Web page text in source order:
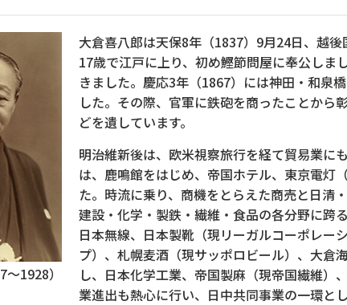
1928）
大倉喜八郎は天保8年（1837）9月24日、越
17歳で江戸に上り、初め鰹節問屋に奉公しま
きました。慶応3年（1867）には神田・和泉
した。その際、官軍に鉄砲を商ったことから
どを遺しています。
明治維新後は、欧米視察旅行を経て貿易業に
は、鹿鳴館をはじめ、帝国ホテル、東京電灯
た。時流に乗り、商機をとらえた商売と日清
建設・化学・製鉄・繊維・食品の各分野に跨
日本無線、日本製靴（現リーガルコーポレー
プ）、札幌麦酒（現サッポロビール）、大倉
し、日本化学工業、帝国製麻（現帝国繊維
業進出も熱心に行い、日中共同事業の一環と